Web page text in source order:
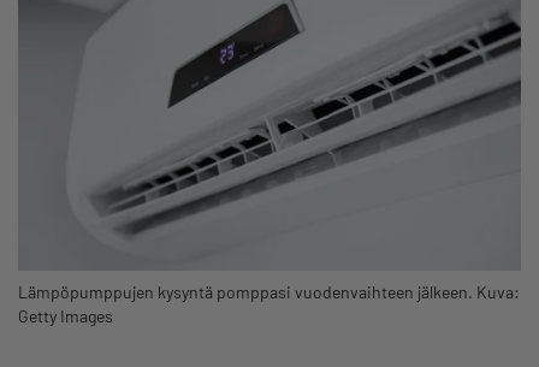
Lämpöpumppujen kysyntä pomppasi vuodenvaihteen jälkeen. Kuva:
Getty Images